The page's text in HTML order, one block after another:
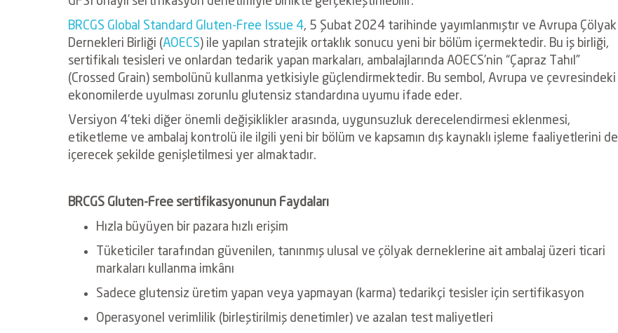
BRCGS Global Standard Gluten-Free Issue 4, 5 Şubat 2024 tarihinde yayımlanmıştır ve Avrupa Çölyak
Dernekleri Birliği (AOECS) ile yapılan stratejik ortaklık sonucu yeni bir bölüm içermektedir. Bu iş birliği,
sertifikalı tesisleri ve onlardan tedarik yapan markaları, ambalajlarında AOECS’nin “Çapraz Tahıl”
(Crossed Grain) sembolünü kullanma yetkisiyle güçlendirmektedir. Bu sembol, Avrupa ve çevresindeki
ekonomilerde uyulması zorunlu glutensiz standardına uyumu ifade eder.
Versiyon 4’teki diğer önemli değişiklikler arasında, uygunsuzluk derecelendirmesi eklenmesi,
etiketleme ve ambalaj kontrolü ile ilgili yeni bir bölüm ve kapsamın dış kaynaklı işleme faaliyetlerini de
içerecek şekilde genişletilmesi yer almaktadır.
BRCGS Gluten-Free sertifikasyonunun Faydaları
Hızla büyüyen bir pazara hızlı erişim
Tüketiciler tarafından güvenilen, tanınmış ulusal ve çölyak derneklerine ait ambalaj üzeri ticari
markaları kullanma imkânı
Sadece glutensiz üretim yapan veya yapmayan (karma) tedarikçi tesisler için sertifikasyon
Operasyonel verimlilik (birleştirilmiş denetimler) ve azalan test maliyetleri